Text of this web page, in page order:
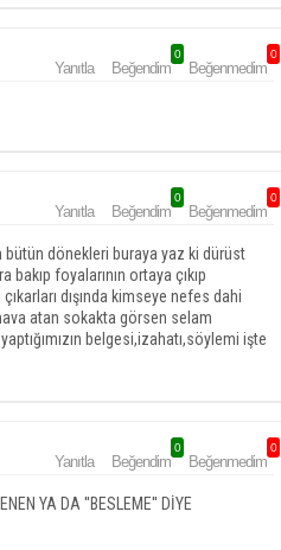
Yanıtla Beğendim
0
Beğenmedim
0
Yanıtla Beğendim
0
Beğenmedim
0
dönekleri buraya yaz ki dürüst
foyalarının ortaya çıkıp
dışında kimseye nefes dahi
atan sokakta görsen selam
belgesi,izahatı,söylemi işte
Yanıtla Beğendim
0
Beğenmedim
0
YA DA ''BESLEME'' DİYE